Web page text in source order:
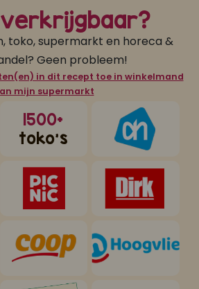
toko, supermarkt en horeca &
Geen probleem!
in dit recept toe in winkelmand
mijn supermarkt
1500+
toko's